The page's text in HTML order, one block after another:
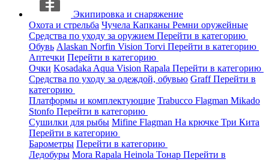
Экипировка и снаряжение
Охота и стрельба Чучела Капканы Ремни оружейные
Средства по уходу за оружием Перейти в категорию
Обувь Alaskan Norfin Vision Torvi Перейти в категорию
Аптечки Перейти в категорию
Очки Kosadaka Aqua Vision Rapala Перейти в категорию
Средства по уходу за одеждой, обувью GraffПерейти в
категорию
Платформы и комплектующие Trabucco Flagman Mikado
Stonfo Перейти в категорию
Сушилки для рыбы Mifine Flagman На крючке Три Кита
Перейти в категорию
Барометры Перейти в категорию
Ледобуры Mora Rapala Heinola Тонар Перейти в